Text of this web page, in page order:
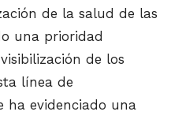
de la salud de las
una prioridad
de los
línea de
ha evidenciado una